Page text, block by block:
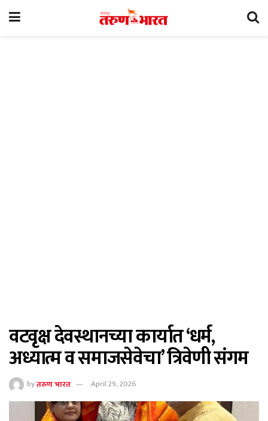
वटवृक्ष देवस्थानच्या कार्यात ‘धर्म,
अध्यात्म व समाजसेवेचा’ त्रिवेणी संगम
byतरुण भारत April 29, 2026